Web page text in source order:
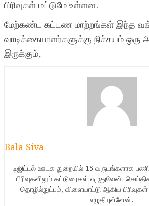
பிரிவுகள் மட்டுமே உள்ளன.
மேற்கண்ட கட்டண மாற்றங்கள் இந்த
வாடிக்கையாளர்களுக்கு நிச்சயம் ஒரு
இருக்கும்,
Bala Siva
டிஜிட்டல் ஊடக துறையில் 15 வருடங்களாக
பிரிவுகளிலும் கட்டுரைகள் எழுதுவேன்.
தொழில்நுட்பம், விளையாட்டு ஆகிய
எழுதியுள்ளேன்.